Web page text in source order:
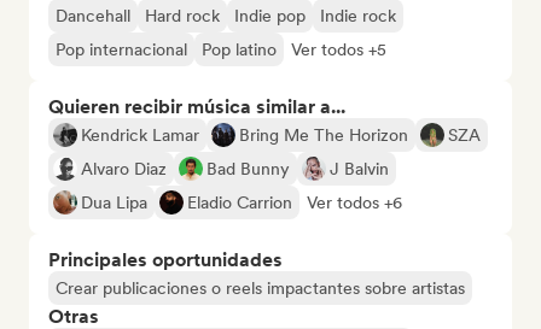
Dancehall Hard rock Indie pop
Indie rock
Pop internacional
Pop latino Ver todos +5
Quieren recibir música similar a...
Kendrick Lamar Bring Me The Horizon
SZA
Alvaro Diaz
Bad Bunny
J Balvin
Dua Lipa
Eladio Carrion Ver todos +6
Principales oportunidades
Crear publicaciones o reels impactantes sobre artistas
Otras